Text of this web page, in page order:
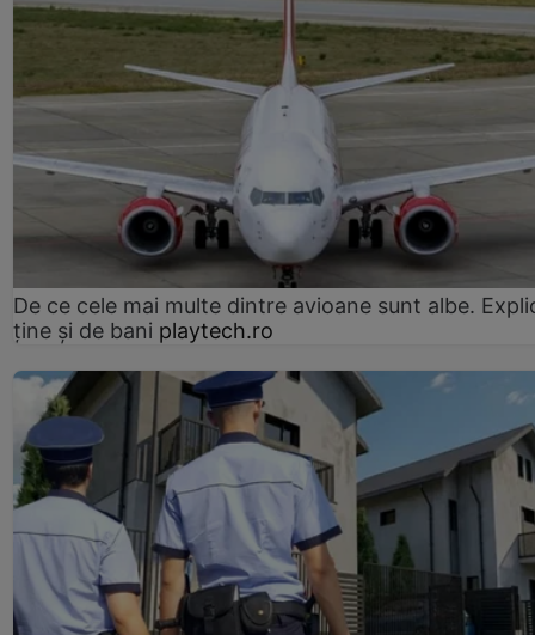
De ce cele mai multe dintre avioane sunt albe.
ține și de bani playtech.ro